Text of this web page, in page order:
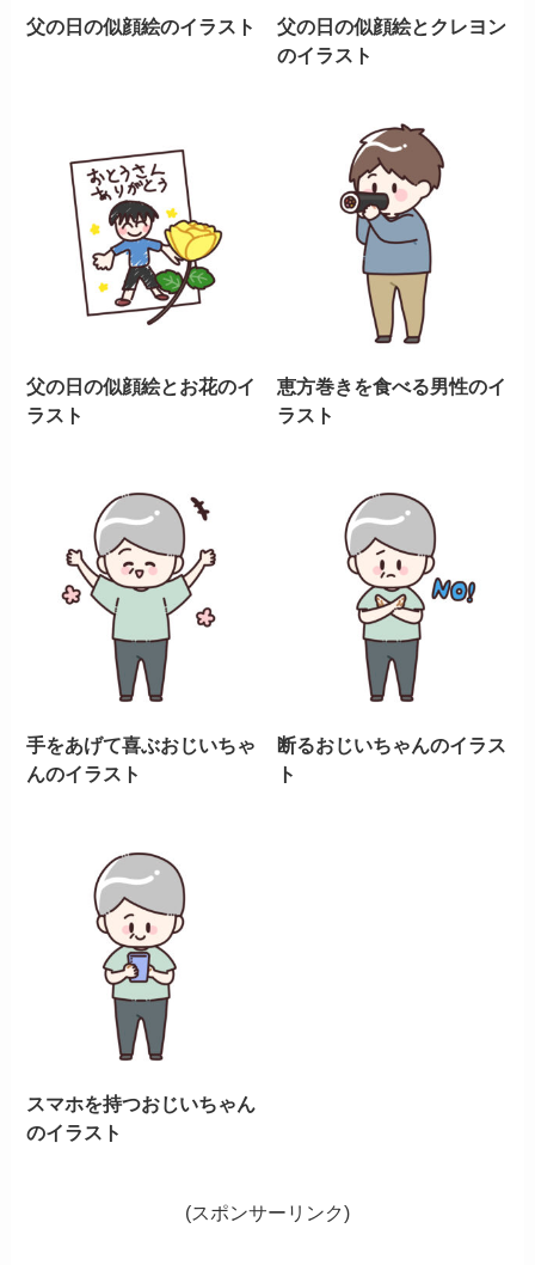
父の日の似顔絵のイラスト
父の日の似顔絵とクレヨン
のイラスト
父の日の似顔絵とお花のイ
ラスト
恵方巻きを食べる男性のイ
ラスト
手をあげて喜ぶおじいちゃ
んのイラスト
断るおじいちゃんのイラス
ト
スマホを持つおじいちゃん
のイラスト
(スポンサーリンク)